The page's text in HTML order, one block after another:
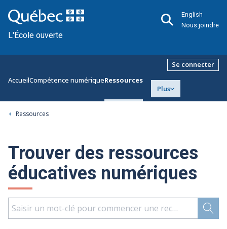
L'École ouverte
English
Nous joindre
AccueilCompétence numériqueRessources
Plus
Se connecter
Ressources
Trouver des ressources
éducatives numériques